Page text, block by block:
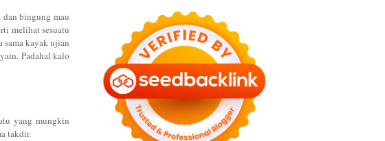
dan bingung mau
melihat sesuatu
sama kayak ujian
Padahal kalo
yang mungkin
takdir.